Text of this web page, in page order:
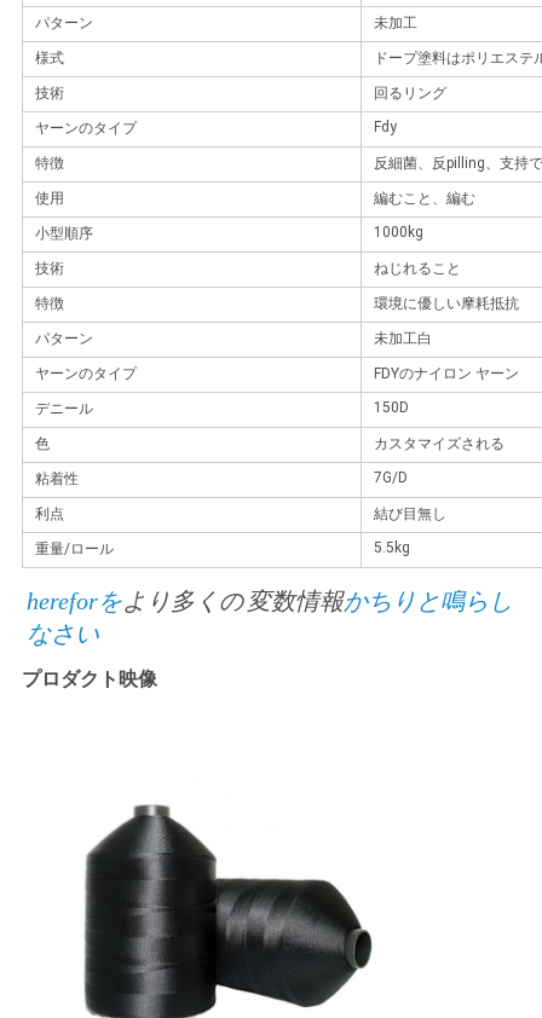
求
め
て
く
だ
さ
い
地
PRIVACY
POLICY
パターン 未加工
様式 ドープ塗料はポリエス
技術 回るリング
ヤーンのタイプ Fdy
特徴 反細菌、反pilling、支持
使用 編むこと、編む
小型順序 1000kg
技術 ねじれること
特徴 環境に優しい摩耗抵抗
パターン 未加工白
ヤーンのタイプ FDYのナイロン ヤーン
デニール 150D
色 カスタマイズされる
粘着性 7G/D
利点 結び目無し
重量/ロール 5.5kg
hereforをより多くの 変数情報かちりと鳴らし
なさい
プロダクト映像